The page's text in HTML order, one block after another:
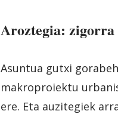
Aroztegia:
Asuntua gutxi
makroproiektu
ere. Eta auzitegiek